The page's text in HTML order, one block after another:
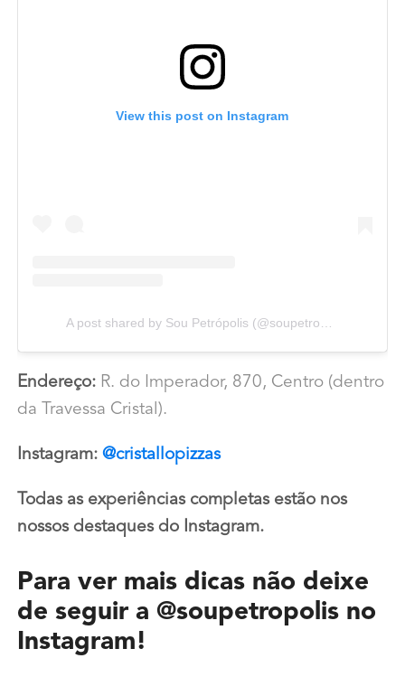
View this post on Instagram
Endereço: R. do Imperador, 870, Centro (dentro
da Travessa Cristal).
Instagram: @cristallopizzas
Todas as experiências completas estão nos
nossos destaques do Instagram.
Para ver mais dicas não deixe
de seguir a @soupetropolisno
Instagram!